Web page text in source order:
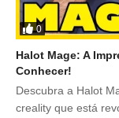
0
Halot Mage: A
Conhecer!
Descubra a Halot
creality que está